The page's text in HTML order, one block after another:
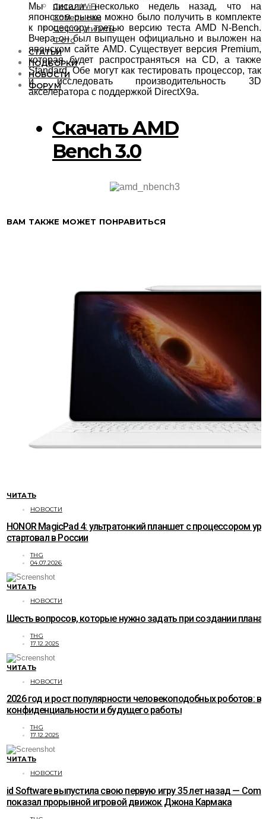
Сети и WiFi
Собери сам
Софт и утилиты
Фото
СТАТЬИ
ПОДБОРКИ
НОВОСТИ
ФОРУМ
Мы писали несколько недель назад, что на
японском рынке можно было получить в комплекте
к процессору третью версию теста AMD N-Bench.
Вчера он был выпущен официально и выложен на
японском сайте AMD. Существует версия Premium,
которая будет распространяться на CD, а также
Standard. Обе могут как тестировать процессор, так
и исследовать производительность 3D
акселератора с поддержкой DirectX9a.
Скачать AMD
Bench 3.0
ВАМ ТАКЖЕ МОЖЕТ ПОНРАВИТЬСЯ
ЧИТАТЬ
НОВОСТИ
HONOR MagicPad 4: ультратонкий планшет с процессором
стартовал в России
THG
04.07.2026
ЧИТАТЬ
НОВОСТИ
Шесть вопросов, которые нужно задать при создании
THG
17.12.2025
ЧИТАТЬ
НОВОСТИ
2026 год и рост популярности человекоподобных роботов:
конфиденциальности и будущего работы
THG
17.12.2025
ЧИТАТЬ
НОВОСТИ
id Software выпустила свою первую игру 35 лет назад —
показал прорывной игровой движок Джона Кармака